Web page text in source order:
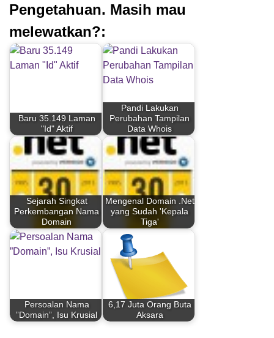
Pengetahuan. Masih mau
melewatkan?:
Baru 35.149 Laman
"Id" Aktif
Pandi Lakukan
Perubahan Tampilan
Data Whois
Sejarah Singkat
Perkembangan Nama
Domain
Mengenal Domain .Net
yang Sudah 'Kepala
Tiga'
Persoalan Nama
”Domain”, Isu Krusial
6,17 Juta Orang Buta
Aksara